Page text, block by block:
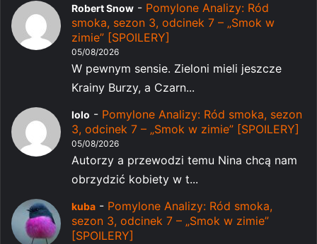
Robert Snow - Pomylone Analizy: Ród
smoka, sezon 3, odcinek 7 – „Smok w
zimie” [SPOILERY]
05/08/2026
W pewnym sensie. Zieloni mieli jeszcze
Krainy Burzy, a Czarn...
lolo - Pomylone Analizy: Ród smoka, sezon
3, odcinek 7 – „Smok w zimie” [SPOILERY]
05/08/2026
Autorzy a przewodzi temu Nina chcą nam
obrzydzić kobiety w t...
kuba - Pomylone Analizy: Ród smoka,
sezon 3, odcinek 7 – „Smok w zimie”
[SPOILERY]